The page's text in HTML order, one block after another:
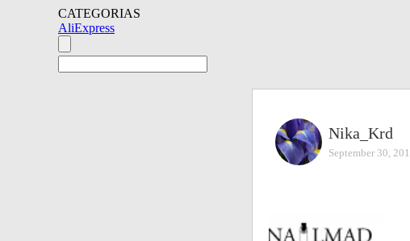
CATEGORIAS
AliExpress
Nika_Krd
September 30,